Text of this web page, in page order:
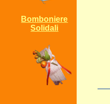
Bomboniere
Solidali